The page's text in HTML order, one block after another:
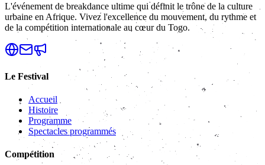
L'événement de breakdance ultime qui définit le trône de la culture
urbaine en Afrique. Vivez l'excellence du mouvement, du rythme et
de la compétition internationale au cœur du Togo.
Le Festival
Accueil
Histoire
Programme
Spectacles programmés
Compétition